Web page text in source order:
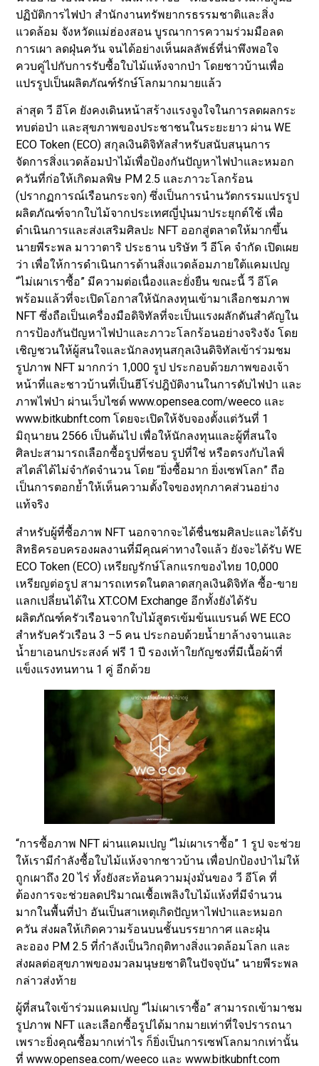
ปฏิบัติการไฟป่า สำนักงานทรัพยากรธรรมชาติและสิ่ง
แวดล้อม จังหวัดแม่ฮ่องสอน บูรณาการความร่วมมือลด
การเผา ลดฝุ่นควัน จนได้อย่างเห็นผลลัพธ์ที่น่าพึงพอใจ
ควบคู่ไปกับการรับซื้อใบไม้แห้งจากป่า โดยชาวบ้านเพื่อ
แปรรูปเป็นผลิตภัณฑ์รักษ์โลกมากมายแล้ว
ล่าสุด วี อีโค ยังคงเดินหน้าสร้างแรงจูงใจในการลดผลกระ
ทบต่อป่า และสุขภาพของประชาชนในระยะยาว ผ่าน WE
ECO Token (ECO) สกุลเงินดิจิทัลสำหรับสนับสนุนการ
จัดการสิ่งแวดล้อมป่าไม้เพื่อป้องกันปัญหาไฟป่าและหมอก
ควันที่ก่อให้เกิดมลพิษ PM 2.5 และภาวะโลกร้อน
(ปรากฏการณ์เรือนกระจก) ซึ่งเป็นการนำนวัตกรรมแปรรูป
ผลิตภัณฑ์จากใบไม้จากประเทศญี่ปุ่นมาประยุกต์ใช้ เพื่อ
ดำเนินการและส่งเสริมศิลปะ NFT ออกสู่ตลาดให้มากขึ้น
นายพีระพล มาวาตาริ ประธาน บริษัท วี อีโค จำกัด เปิดเผย
ว่า เพื่อให้การดำเนินการด้านสิ่งแวดล้อมภายใต้แคมเปญ
“ไม่เผาเราซื้อ” มีความต่อเนื่องและยั่งยืน ขณะนี้ วี อีโค
พร้อมแล้วที่จะเปิดโอกาสให้นักลงทุนเข้ามาเลือกชมภาพ
NFT ซึ่งถือเป็นเครื่องมือดิจิทัลที่จะเป็นแรงผลักดันสำคัญใน
การป้องกันปัญหาไฟป่าและภาวะโลกร้อนอย่างจริงจัง โดย
เชิญชวนให้ผู้สนใจและนักลงทุนสกุลเงินดิจิทัลเข้าร่วมชม
รูปภาพ NFT มากกว่า 1,000 รูป ประกอบด้วยภาพของเจ้า
หน้าที่และชาวบ้านที่เป็นฮีโร่ปฎิบัติงานในการดับไฟป่า และ
ภาพไฟป่า ผ่านเว็บไซต์ www.opensea.com/weeco และ
www.bitkubnft.com โดยจะเปิดให้จับจองตั้งแต่วันที่ 1
มิถุนายน 2566 เป็นต้นไป เพื่อให้นักลงทุนและผู้ที่สนใจ
ศิลปะสามารถเลือกซื้อรูปที่ชอบ รูปที่ใช่ หรือตรงกับไลฟ์
สไตล์ได้ไม่จำกัดจำนวน โดย “ยิ่งซื้อมาก ยิ่งเซฟโลก” ถือ
เป็นการตอกย้ำให้เห็นความตั้งใจของทุกภาคส่วนอย่าง
แท้จริง
สำหรับผู้ที่ซื้อภาพ NFT นอกจากจะได้ชื่นชมศิลปะและได้รับ
สิทธิครอบครองผลงานที่มีคุณค่าทางใจแล้ว ยังจะได้รับ WE
ECO Token (ECO) เหรียญรักษ์โลกแรกของไทย 10,000
เหรียญต่อรูป สามารถเทรดในตลาดสกุลเงินดิจิทัล ซื้อ-ขาย
แลกเปลี่ยนได้ใน XT.COM Exchange อีกทั้งยังได้รับ
ผลิตภัณฑ์ครัวเรือนจากใบไม้สูตรเข้มข้นแบรนด์ WE ECO
สำหรับครัวเรือน 3 –5 คน ประกอบด้วยน้ำยาล้างจานและ
น้ำยาเอนกประสงค์ ฟรี 1 ปี รองเท้าใยกัญชงที่มีเนื้อผ้าที่
แข็งแรงทนทาน 1 คู่ อีกด้วย
“การซื้อภาพ NFT ผ่านแคมเปญ “ไม่เผาเราซื้อ” 1 รูป จะช่วย
ให้เรามีกำลังซื้อใบไม้แห้งจากชาวบ้าน เพื่อปกป้องป่าไม่ให้
ถูกเผาถึง 20 ไร่ ทั้งยังสะท้อนความมุ่งมั่นของ วี อีโค ที่
ต้องการจะช่วยลดปริมาณเชื้อเพลิงใบไม้แห้งที่มีจำนวน
มากในพื้นที่ป่า อันเป็นสาเหตุเกิดปัญหาไฟป่าและหมอก
ควัน ส่งผลให้เกิดความร้อนบนชั้นบรรยากาศ และฝุ่น
ละออง PM 2.5 ที่กำลังเป็นวิกฤติทางสิ่งแวดล้อมโลก และ
ส่งผลต่อสุขภาพของมวลมนุษยชาติในปัจจุบัน” นายพีระพล
กล่าวส่งท้าย
ผู้ที่สนใจเข้าร่วมแคมเปญ “ไม่เผาเราซื้อ” สามารถเข้ามาชม
รูปภาพ NFT และเลือกซื้อรูปได้มากมายเท่าที่ใจปรารถนา
เพราะยิ่งคุณซื้อมากเท่าไร ก็ยิ่งเป็นการเซฟโลกมากเท่านั้น
ที่ www.opensea.com/weeco และ www.bitkubnft.com